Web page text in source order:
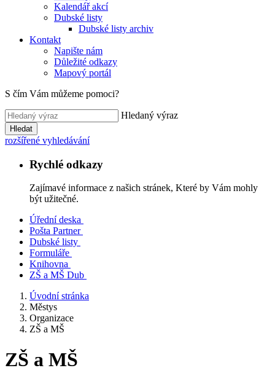
Kalendář akcí
Dubské listy
Dubské listy archiv
Kontakt
Napište nám
Důležité odkazy
Mapový portál
S čím Vám můžeme pomoci?
Hledaný výraz
Hledat
rozšířené vyhledávání
Rychlé odkazy
Zajímavé informace z našich stránek, Které by Vám mohly
být užitečné.
Úřední deska
Pošta Partner
Dubské listy
Formuláře
Knihovna
ZŠ a MŠ Dub
Úvodní stránka
Městys
Organizace
ZŠ a MŠ
ZŠ a MŠ